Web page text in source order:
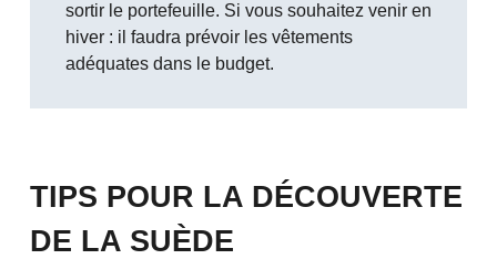
sortir le portefeuille. Si vous souhaitez venir en
hiver : il faudra prévoir les vêtements
adéquates dans le budget.
TIPS POUR LA DÉCOUVERTE
DE LA SUÈDE